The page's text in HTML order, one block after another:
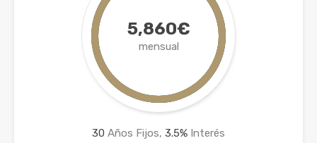
5,860€
mensual
30 Años Fijos, 3.5% Interés